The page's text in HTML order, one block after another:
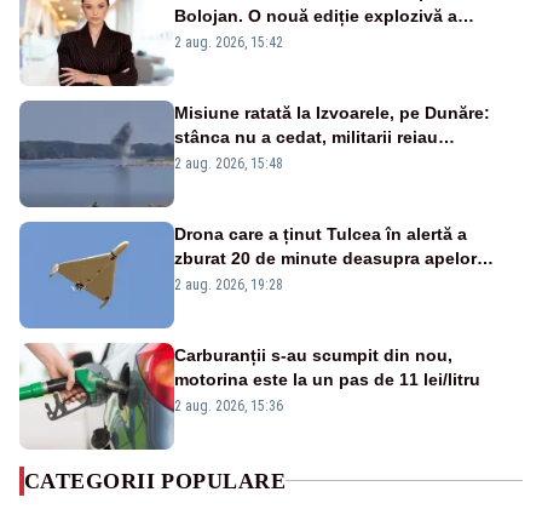
Bolojan. O nouă ediție explozivă a
emisiunii „Miza Zilei” la Realitatea PLUS
2 aug. 2026, 15:42
Misiune ratată la Izvoarele, pe Dunăre:
stânca nu a cedat, militarii reiau
detonările luni – VIDEO
2 aug. 2026, 15:48
Drona care a ținut Tulcea în alertă a
zburat 20 de minute deasupra apelor
României. Au fost ridicate două F-16
2 aug. 2026, 19:28
Carburanții s-au scumpit din nou,
motorina este la un pas de 11 lei/litru
2 aug. 2026, 15:36
CATEGORII POPULARE